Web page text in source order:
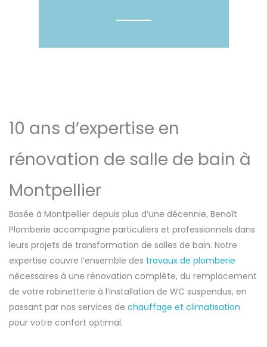
10 ans d’expertise en
rénovation de salle de bain à
Montpellier
Basée à Montpellier depuis plus d’une décennie, Benoît
Plomberie accompagne particuliers et professionnels dans
leurs projets de transformation de salles de bain. Notre
expertise couvre l’ensemble des travaux de plomberie
nécessaires à une rénovation complète, du remplacement
de votre robinetterie à l’installation de WC suspendus, en
passant par nos services de chauffage et climatisation
pour votre confort optimal.